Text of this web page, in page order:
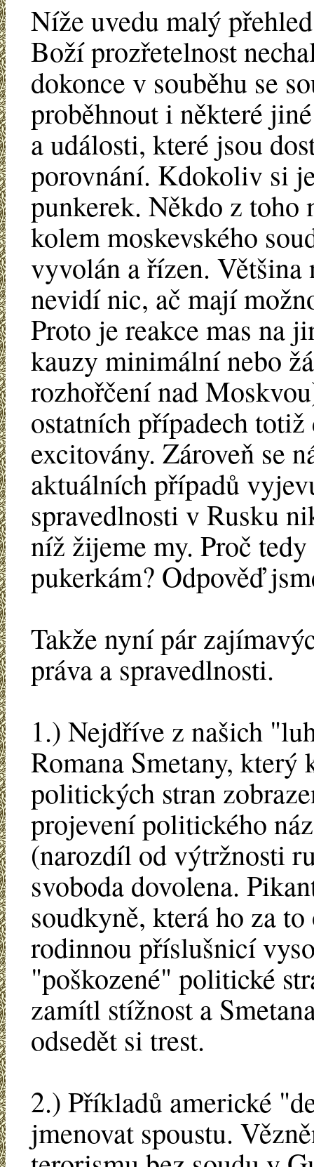
Níže uvedu malý
Boží prozřetelnost
dokonce v souběhu se
proběhnout i některé
a události, které jsou
porovnání. Kdokoliv si
punkerek. Někdo z toho
kolem moskevského
vyvolán a řízen. Většina
nevidí nic, ač mají
Proto je reakce mas na
kauzy minimální nebo
rozhořčení nad
ostatních případech
excitovány. Zároveň se
aktuálních případů
spravedlnosti v Rusku
níž žijeme my. Proč
pukerkám? Odpověď
Takže nyní pár
práva a spravedlnosti.
1.) Nejdříve z našich
Romana Smetany,
politických stran
projevení politického
(narozdíl od výtržnosti
svoboda dovolena.
soudkyně, která ho za
rodinnou příslušnicí
"poškozené" politické
zamítl stížnost a
odsedět si trest.
2.) Příkladů americké
jmenovat spoustu.